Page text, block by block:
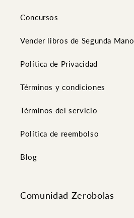
Concursos
Vender libros de Segunda Mano
Política de Privacidad
Términos y condiciones
Términos del servicio
Política de reembolso
Blog
Comunidad Zerobolas